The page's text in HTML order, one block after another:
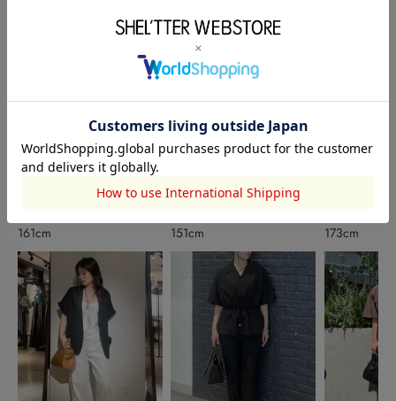
AZUL BY MOUSSY
161cm
AZUL BY MOUSSY
151cm
173cm